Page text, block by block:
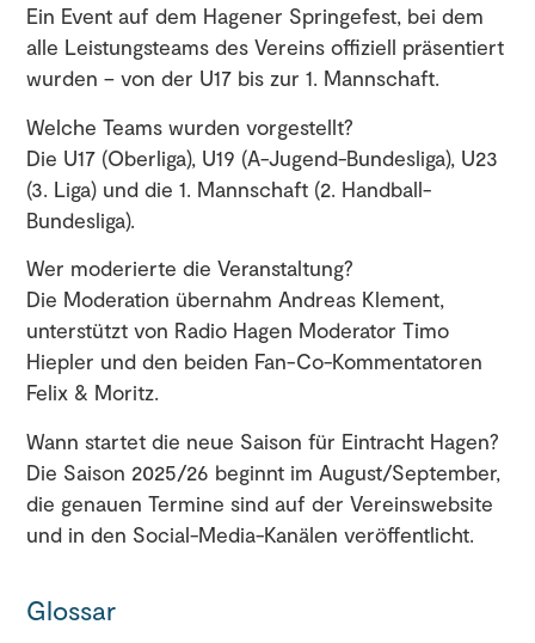
Ein Event auf dem Hagener Springefest, bei dem
alle Leistungsteams des Vereins offiziell präsentiert
wurden – von der U17 bis zur 1. Mannschaft.
Welche Teams wurden vorgestellt?
Die U17 (Oberliga), U19 (A-Jugend-Bundesliga), U23
(3. Liga) und die 1. Mannschaft (2. Handball-
Bundesliga).
Wer moderierte die Veranstaltung?
Die Moderation übernahm Andreas Klement,
unterstützt von Radio Hagen Moderator Timo
Hiepler und den beiden Fan-Co-Kommentatoren
Felix & Moritz.
Wann startet die neue Saison für Eintracht Hagen?
Die Saison 2025/26 beginnt im August/September,
die genauen Termine sind auf der Vereinswebsite
und in den Social-Media-Kanälen veröffentlicht.
Glossar